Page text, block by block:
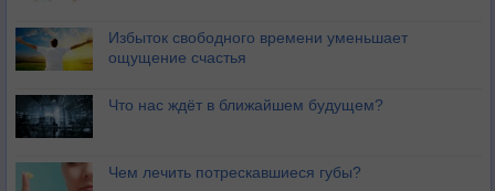
Избыток свободного времени уменьшает
ощущение счастья
Что нас ждёт в ближайшем будущем?
Чем лечить потрескавшиеся губы?